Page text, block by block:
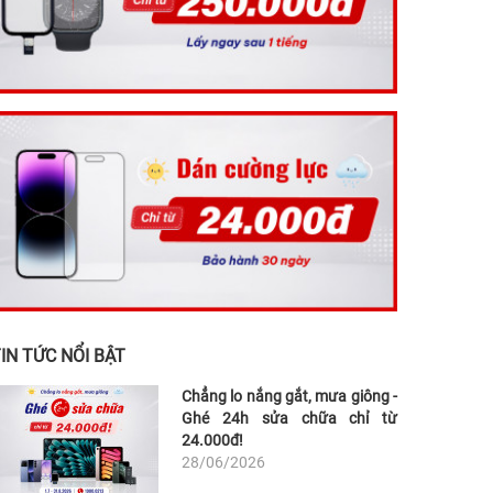
TỨC NỔI BẬT
Chẳng lo nắng gắt, mưa giông -
Ghé 24h sửa chữa chỉ từ
24.000đ!
28/06/2026